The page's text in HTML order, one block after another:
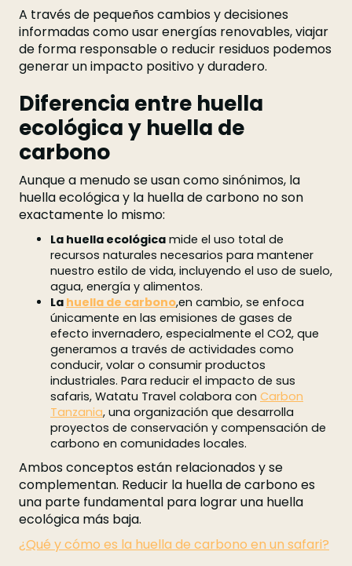
A través de pequeños cambios y decisiones
informadas como usar energías renovables, viajar
de forma responsable o reducir residuos podemos
generar un impacto positivo y duradero.
Diferencia entre huella
ecológica y huella de
carbono
Aunque a menudo se usan como sinónimos, la
huella ecológica y la huella de carbono no son
exactamente lo mismo:
La huella ecológica mide el uso total de
recursos naturales necesarios para mantener
nuestro estilo de vida, incluyendo el uso de suelo,
agua, energía y alimentos.
La huella de carbono,en cambio, se enfoca
únicamente en las emisiones de gases de
efecto invernadero, especialmente el CO2, que
generamos a través de actividades como
conducir, volar o consumir productos
industriales. Para reducir el impacto de sus
safaris, Watatu Travel colabora con Carbon
Tanzania, una organización que desarrolla
proyectos de conservación y compensación de
carbono en comunidades locales.
Ambos conceptos están relacionados y se
complementan. Reducir la huella de carbono es
una parte fundamental para lograr una huella
ecológica más baja.
¿Qué y cómo es la huella de carbono en un safari?